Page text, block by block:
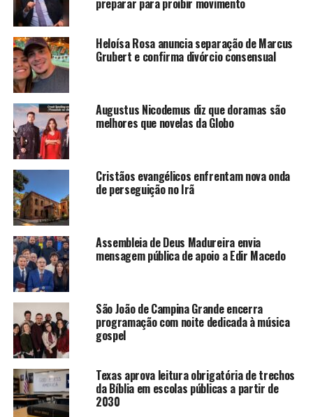
preparar para proibir movimento
Heloísa Rosa anuncia separação de Marcus
Grubert e confirma divórcio consensual
Augustus Nicodemus diz que doramas são
melhores que novelas da Globo
Cristãos evangélicos enfrentam nova onda
de perseguição no Irã
Assembleia de Deus Madureira envia
mensagem pública de apoio a Edir Macedo
São João de Campina Grande encerra
programação com noite dedicada à música
gospel
Texas aprova leitura obrigatória de trechos
da Bíblia em escolas públicas a partir de
2030